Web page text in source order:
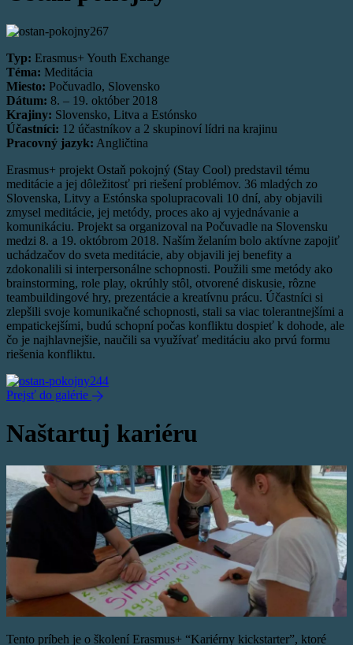
Typ: Erasmus+ Youth Exchange
Téma: Meditácia
Miesto: Počuvadlo, Slovensko
Dátum: 8. – 19. október 2018
Krajiny: Slovensko, Litva a Estónsko
Účastníci: 12 účastníkov a 2 skupinoví lídri na krajinu
Pracovný jazyk: Angličtina
Erasmus+ projekt Ostaň pokojný (Stay Cool) predstavil tému
meditácie a jej dôležitosť pri riešení problémov. 36 mladých zo
Slovenska, Litvy a Estónska spolupracovali 10 dní, aby objavili
zmysel meditácie, jej metódy, proces ako aj vyjednávanie a
komunikáciu. Projekt sa organizoval na Počuvadle na Slovensku
medzi 8. a 19. októbrom 2018. Naším želaním bolo aktívne zapojiť
uchádzačov do sveta meditácie, aby objavili jej benefity a
zdokonalili si interpersonálne schopnosti. Použili sme metódy ako
brainstorming, role play, okrúhly stôl, otvorené diskusie, rôzne
teambuildingové hry, prezentácie a kreatívnu prácu. Účastníci si
zlepšili svoje komunikačné schopnosti, stali sa viac tolerantnejšími a
empatickejšími, budú schopní počas konfliktu dospieť k dohode, ale
čo je najhlavnejšie, naučili sa využívať meditáciu ako prvú formu
riešenia konfliktu.
Prejsť do galérie
Naštartuj kariéru
Tento príbeh je o školení Erasmus+ “Kariérny kickstarter”, ktoré